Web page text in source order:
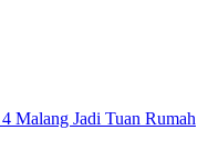
Malang Jadi Tuan Rumah